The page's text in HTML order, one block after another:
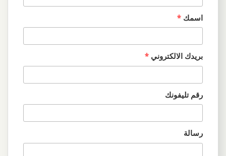
اسمك *
بريدك الالكتروني *
رقم تليفونك
رسالة